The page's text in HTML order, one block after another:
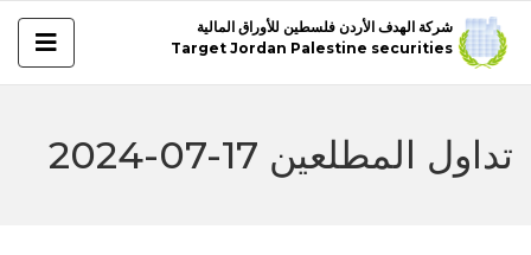
شركة الهدف الأردن فلسطين للأوراق المالية
Target Jordan Palestine securities
تداول المطلعين 17-07-2024